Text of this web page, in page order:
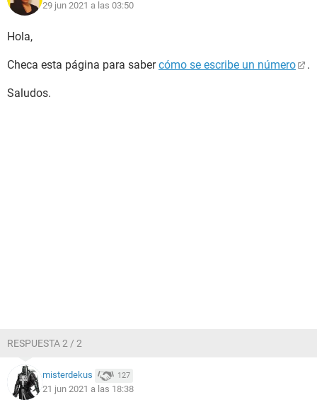
29 jun 2021 a las 03:50
Hola,
Checa esta página para sabercómo se escribe un número .
Saludos.
RESPUESTA 2 / 2
misterdekus 127
21 jun 2021 a las 18:38